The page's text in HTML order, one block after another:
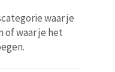
waar je
of waar je het